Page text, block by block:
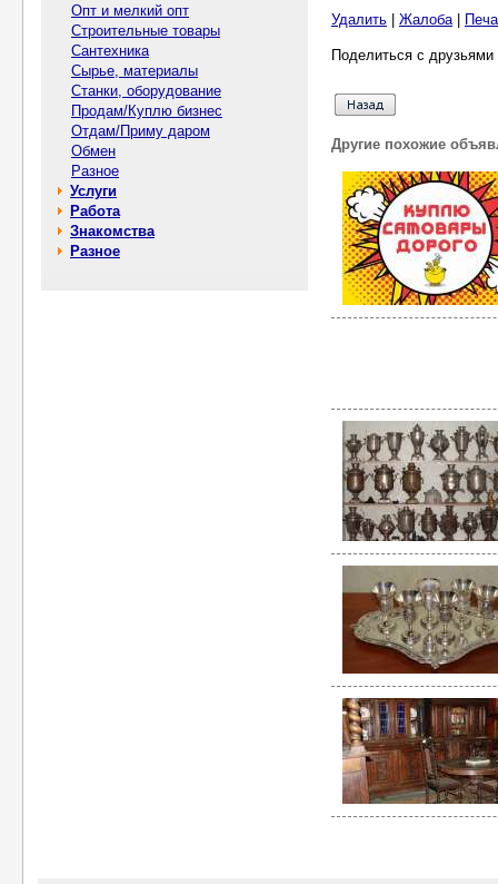
Опт и мелкий опт
Строительные товары
Сантехника
Сырье, материалы
Станки, оборудование
Продам/Куплю бизнес
Отдам/Приму даром
Обмен
Разное
Услуги
Работа
Знакомства
Разное
Удалить Жалоба|
Поделиться с
Другие похожие